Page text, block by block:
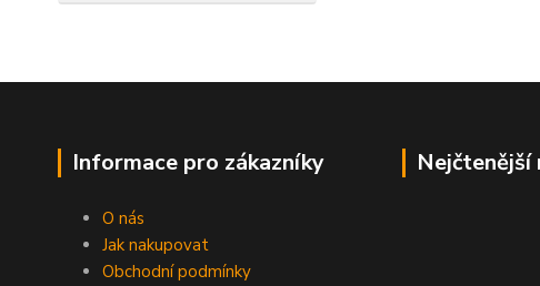
Informace pro zákazníky
O nás
Jak nakupovat
Obchodní podmínky
Nejčtenější